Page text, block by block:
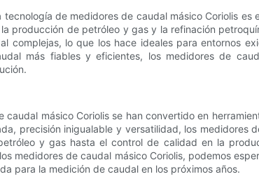
tecnología de medidores de caudal másico Coriolis
producción de petróleo y gas y la refinación
complejas, lo que los hace ideales para entornos
más fiables y eficientes, los medidores de
caudal másico Coriolis se han convertido en
precisión inigualable y versatilidad, los
y gas hasta el control de calidad en la
medidores de caudal másico Coriolis, podemos
para la medición de caudal en los próximos años.